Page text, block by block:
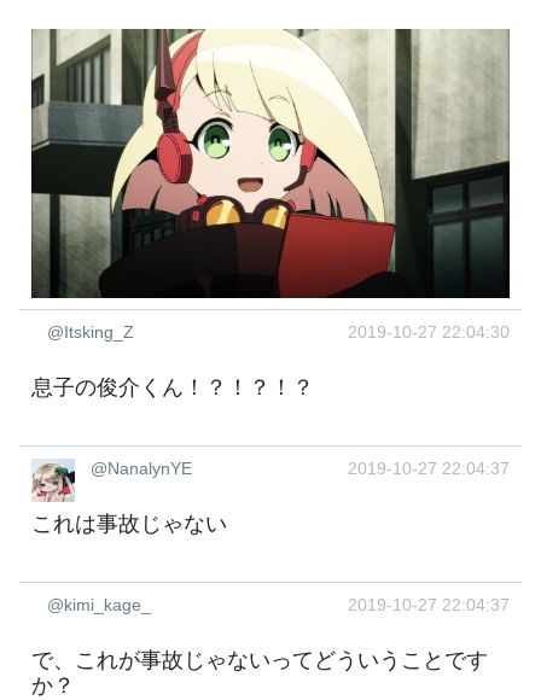
@Itsking_Z 2019-10-27 22:04:30
息子の俊介くん！？！？！？
@NanalynYE 2019-10-27 22:04:37
これは事故じゃない ‍
@kimi_kage_ 2019-10-27 22:04:37
で、これが事故じゃないってどういうことです
か？